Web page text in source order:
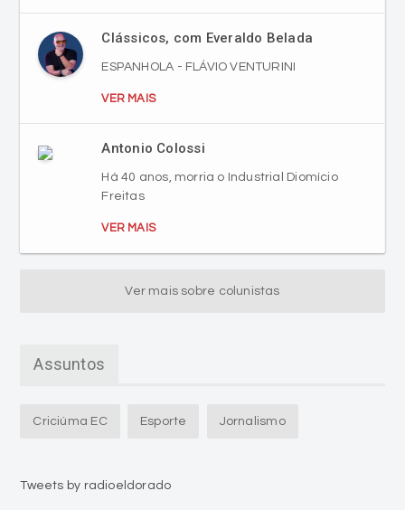
Clássicos, com Everaldo Belada
ESPANHOLA - FLÁVIO VENTURINI
VER MAIS
Antonio Colossi
Há 40 anos, morria o Industrial Diomício
Freitas
VER MAIS
Ver mais sobre colunistas
Assuntos
Criciúma EC Esporte Jornalismo
Tweets by radioeldorado